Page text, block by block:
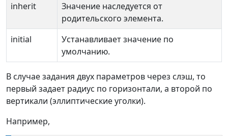
inherit
Значение наследуется от
родительского элемента.
initial
Устанавливает значение по
умолчанию.
В случае задания двух параметров через слэш, то
первый задает радиус по горизонтали, а второй по
вертикали (эллиптические уголки).
Например,